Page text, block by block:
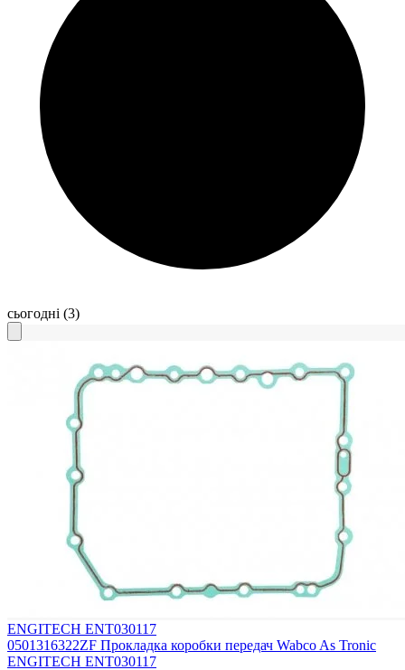
сьогодні (3)
ENGITECH ENT030117
0501316322ZF Прокладка коробки передач Wabco As Tronic
ENGITECH ENT030117